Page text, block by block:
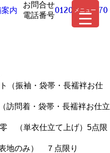
案内
お問合せ
電話番号
0120-930-670
振袖・袋帯・長襦袢お仕
袋帯・長襦袢お仕立
（単衣仕立て上げ）5点限
地のみ） ７点限り
メニュー